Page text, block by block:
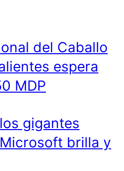
del Caballo
espera
MDP
gigantes
brilla y